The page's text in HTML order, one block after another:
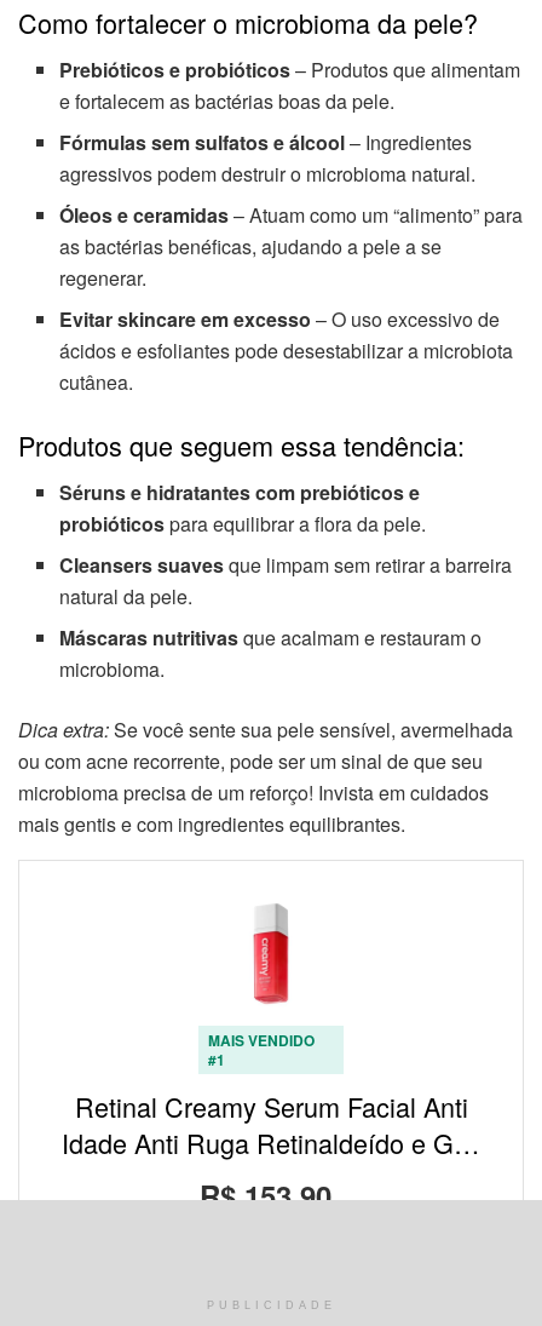
Como fortalecer o microbioma da pele?
Prebióticos e probióticos– Produtos que alimentam
e fortalecem as bactérias boas da pele.
Fórmulas sem sulfatos e álcool– Ingredientes
agressivos podem destruir o microbioma natural.
Óleos e ceramidas– Atuam como um “alimento” para
as bactérias benéficas, ajudando a pele a se
regenerar.
Evitar skincare em excesso – O uso excessivo de
ácidos e esfoliantes pode desestabilizar a microbiota
cutânea.
Produtos que seguem essa tendência:
Séruns e hidratantes com prebióticos e
probióticospara equilibrar a flora da pele.
Cleansers suavesque limpam sem retirar a barreira
natural da pele.
Máscaras nutritivasque acalmam e restauram o
microbioma.
Dica extra:Se você sente sua pele sensível, avermelhada
ou com acne recorrente, pode ser um sinal de que seu
microbioma precisa de um reforço! Invista em cuidados
mais gentis e com ingredientes equilibrantes.
MAIS VENDIDO
#1
Retinal Creamy Serum Facial Anti
Idade Anti Ruga Retinaldeído e G…
R$ 153,90
PUBLICIDADE